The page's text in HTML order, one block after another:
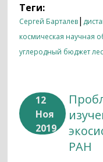
Теги:
Сергей Барталев|
космическая научная
углеродный бюджет
12
Ноя
2019
РАН